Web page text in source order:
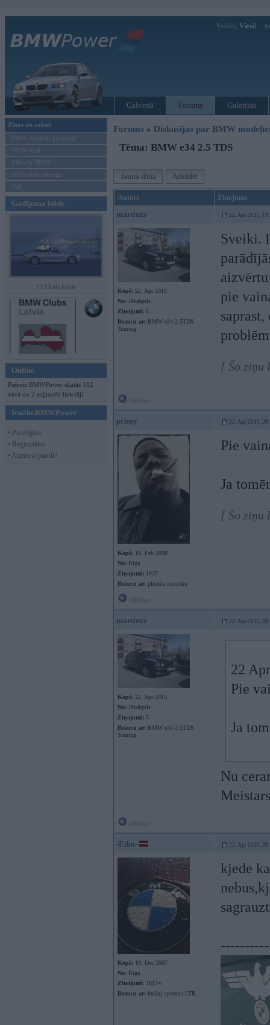
Sveiks, Viesi!
Galvenā Forums Galerijas
Ziņas un raksti
BMW modeļu jaunumi
BMW testi
Mēneša BMW
Sērijveida tūnings
Vel...
Gadījuma bilde
F13 kabriolets
Online
Pašreiz BMWPower skatās 182
viesi un 2 reģistrēti lietotāji.
Ienākt BMWPower
• Pieslēgties
• Reģistrēties
• Aizmirsi paroli?
Forums » Diskusijas par BMW
Tēma: BMW e34 2.5 TDS
Jauna tēma Atbildēt
Autors Ziņojums
martinzz 22. Apr 2015,
Kopš: 22. Apr 2015
No: Jēkabpils
Ziņojumi: 5
Braucu ar: BMW e34 2.5TDS
Touring
Sveiki.
pie
[ Šo ziņu
primy 22. Apr 2015,
Kopš: 19. Feb 2008
No: Rīga
Ziņojumi: 1037
Braucu ar: plīsušu menisku
Pie
Ja
[ Šo ziņu
martinzz 22. Apr 2015,
Kopš: 22. Apr 2015
No: Jēkabpils
Ziņojumi: 5
Braucu ar: BMW e34 2.5TDS
Touring
22
Pie
Ja
Nu
-Edm- 22. Apr 2015,
Kopš: 19. Dec 2007
No: Rīga
Ziņojumi: 18124
Braucu ar: fenšuj systems.LTR.
kjede